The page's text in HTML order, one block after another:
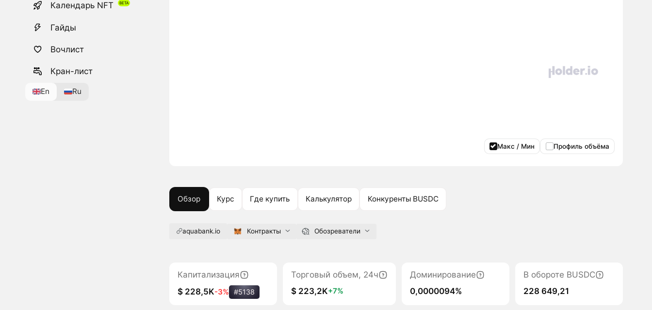
Календарь NFT
Гайды
Вочлист
Кран-лист
En Ru
Макс / Мин Профиль объёма
Обзор Курс Где купить Калькулятор Конкуренты BUSDC
aquabank.io Контракты Обозреватели
Капитализация
$ 228,5K-3% #5138
Торговый объем, 24ч
$ 223,2K+7%
Доминирование
0,0000094%
В обороте BUSDC
228 649,21